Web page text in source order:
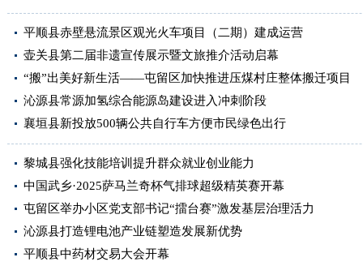
平顺县赤壁悬流景区观光火车项目（二期）建成运营
壶关县第二届非遗宣传展示暨文旅推介活动启幕
“搬”出美好新生活——屯留区加快推进压煤村庄整体搬迁项目
沁源县常源加氢综合能源岛建设进入冲刺阶段
襄垣县新投放500辆公共自行车方便市民绿色出行
黎城县强化技能培训提升群众就业创业能力
中国武乡·2025萨马兰奇杯气排球超级精英赛开幕
屯留区举办小区党支部书记“擂台赛”激发基层治理活力
沁源县打造锂电池产业链塑造发展新优势
平顺县中药材交易大会开幕